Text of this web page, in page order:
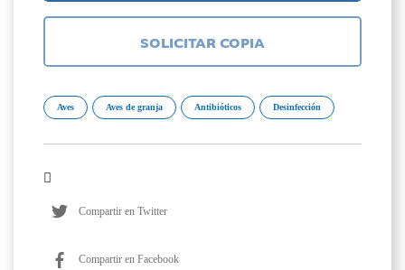
SOLICITAR COPIA
Aves Aves de granja Antibióticos Desinfección
Compartir en Twitter
Compartir en Facebook